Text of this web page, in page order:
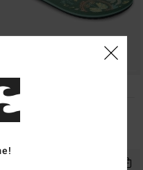
3
Day
Verde Ragazzo